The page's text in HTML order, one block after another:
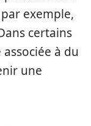
exemple,
certains
à du
une